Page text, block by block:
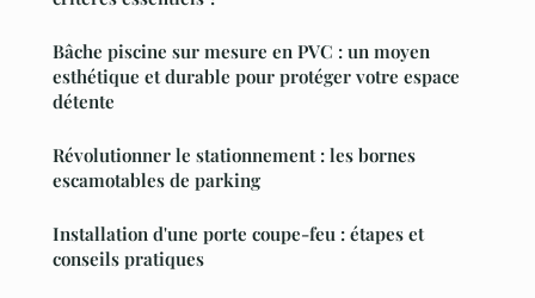
Bâche piscine sur mesure en PVC : un moyen
esthétique et durable pour protéger votre espace
détente
Révolutionner le stationnement : les bornes
escamotables de parking
Installation d'une porte coupe-feu : étapes et
conseils pratiques